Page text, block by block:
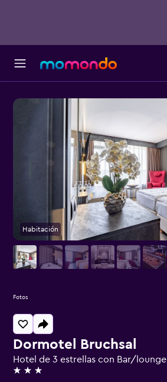
Dormotel Bruchsal
Hotel de 3 estrellas con Bar/lounge
3 estrellas
Habitación
Fotos